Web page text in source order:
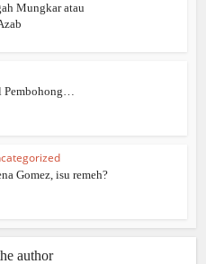
Mungkar atau
Pembohong…
Gomez, isu remeh?
author